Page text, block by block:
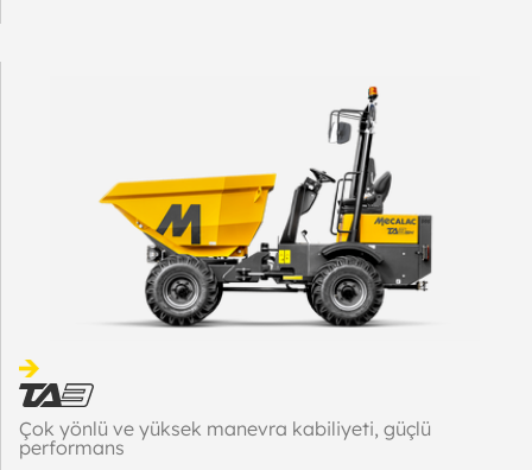
Çok yönlü ve yüksek manevra kabiliyeti, güçlü
performans